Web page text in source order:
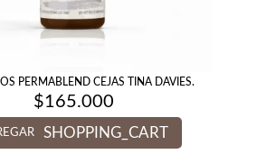
PERMABLEND CEJAS TINA DAVIES.
$165.000
SHOPPING_CART